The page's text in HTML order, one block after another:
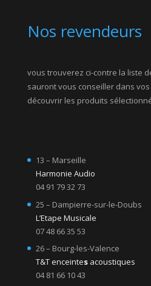
Nos revendeurs
vous trouverez ci-contre la liste
sauront vous conseiller dans
découvrir les produits
13 – Marseille
Harmonie Audio
04 91 79 32 73
25 – Dampierre-sur-le-Doubs
L’Etape Musicale
07 48 66 35 53
26 – Bourg-les-Valence
T&T enceintes acoustiques
04 81 66 10 43